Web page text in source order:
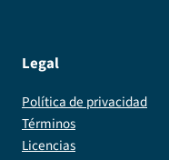
Legal
Política de privacidad
Términos
Licencias